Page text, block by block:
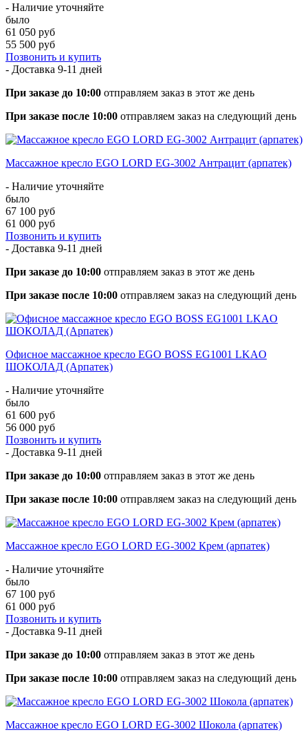
- Наличие уточняйте
было
61 050 руб
55 500 руб
Позвонить и купить
- Доставка 9-11 дней
При заказе до 10:00 отправляем заказ в этот же день
При заказе после 10:00 отправляем заказ на следующий день
Массажное кресло EGO LORD EG-3002 Антрацит (арпатек)
- Наличие уточняйте
было
67 100 руб
61 000 руб
Позвонить и купить
- Доставка 9-11 дней
При заказе до 10:00 отправляем заказ в этот же день
При заказе после 10:00 отправляем заказ на следующий день
Офисное массажное кресло EGO BOSS EG1001 LKAO
ШОКОЛАД (Арпатек)
- Наличие уточняйте
было
61 600 руб
56 000 руб
Позвонить и купить
- Доставка 9-11 дней
При заказе до 10:00 отправляем заказ в этот же день
При заказе после 10:00 отправляем заказ на следующий день
Массажное кресло EGO LORD EG-3002 Крем (арпатек)
- Наличие уточняйте
было
67 100 руб
61 000 руб
Позвонить и купить
- Доставка 9-11 дней
При заказе до 10:00 отправляем заказ в этот же день
При заказе после 10:00 отправляем заказ на следующий день
Массажное кресло EGO LORD EG-3002 Шокола (арпатек)